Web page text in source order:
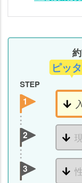
ピッ
STEP
1
2
3